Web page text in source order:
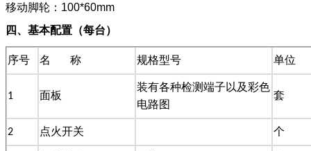
移动脚轮：100*60mm
四、基本配置（每台）
序号 名 称 规格型号 单位
1 面板
装有各种检测端子以及彩色
电路图
套
2 点火开关 个